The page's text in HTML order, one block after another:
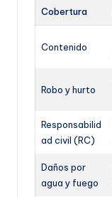
Cobertura
Contenido
Robo y hurto
Responsabilid
ad civil (RC)
Daños por
agua y fuego